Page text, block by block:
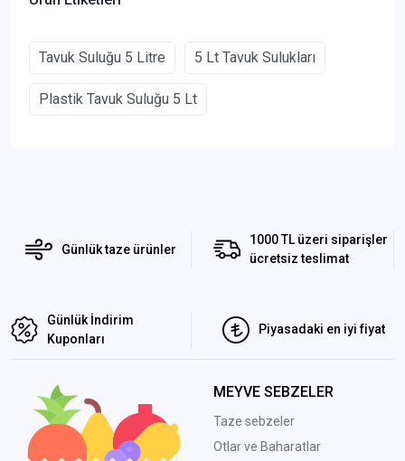
Tavuk Suluğu 5 Litre 5 Lt Tavuk Sulukları
Plastik Tavuk Suluğu 5 Lt
Günlük taze ürünler
1000 TL üzeri siparişler
ücretsiz teslimat
Günlük İndirim
Kuponları
Piyasadaki en iyi fiyat
MEYVE SEBZELER
Taze sebzeler
Otlar ve Baharatlar